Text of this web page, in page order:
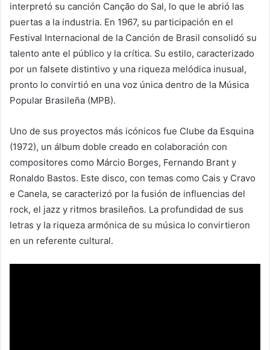
interpretó su canción Canção do Sal, lo que le abrió las
puertas a la industria. En 1967, su participación en el
Festival Internacional de la Canción de Brasil consolidó su
talento ante el público y la crítica. Su estilo, caracterizado
por un falsete distintivo y una riqueza melódica inusual,
pronto lo convirtió en una voz única dentro de la Música
Popular Brasileña (MPB).
Uno de sus proyectos más icónicos fue Clube da Esquina
(1972), un álbum doble creado en colaboración con
compositores como Márcio Borges, Fernando Brant y
Ronaldo Bastos. Este disco, con temas como Cais y Cravo
e Canela, se caracterizó por la fusión de influencias del
rock, el jazz y ritmos brasileños. La profundidad de sus
letras y la riqueza armónica de su música lo convirtieron
en un referente cultural.